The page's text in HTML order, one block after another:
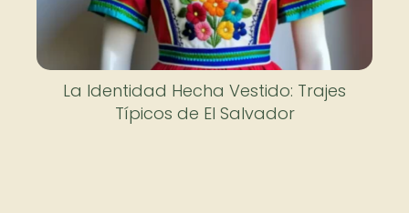
La Identidad Hecha Vestido: Trajes
Típicos de El Salvador